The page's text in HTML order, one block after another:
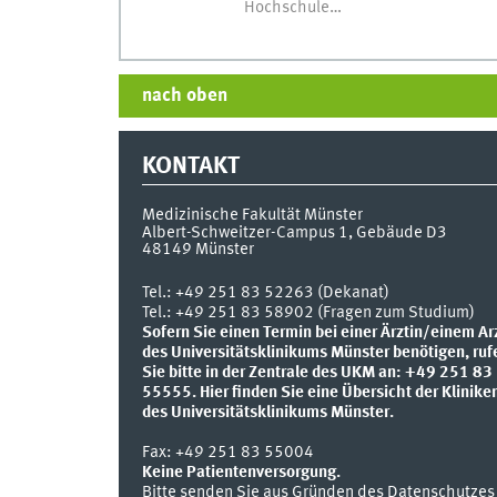
Hochschule…
nach oben
KONTAKT
Medizinische Fakultät Münster
Albert-Schweitzer-Campus 1, Gebäude D3
48149 Münster
Tel.: +49 251 83 52263 (Dekanat)
Tel.: +49 251 83 58902 (Fragen zum Studium)
Sofern Sie einen Termin bei einer Ärztin/einem
des Universitätsklinikums Münster benötigen,
Sie bitte in der Zentrale des UKM an: +49 251 83
55555. Hier finden Sie eine Übersicht der
des Universitätsklinikums Münster.
Fax: +49 251 83 55004
Keine Patientenversorgung.
Bitte senden Sie aus Gründen des Datenschutzes